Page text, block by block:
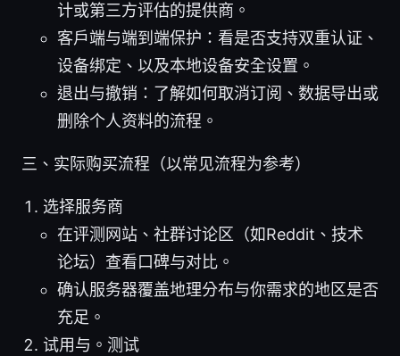
计或第三方评估的提供商。
客户端与端到端保护：看是否支持双重认证、
设备绑定、以及本地设备安全设置。
退出与撤销：了解如何取消订阅、数据导出或
删除个人资料的流程。
三、实际购买流程（以常见流程为参考）
选择服务商
在评测网站、社群讨论区（如Reddit、技术
论坛）查看口碑与对比。
确认服务器覆盖地理分布与你需求的地区是否
充足。
试用与。测试